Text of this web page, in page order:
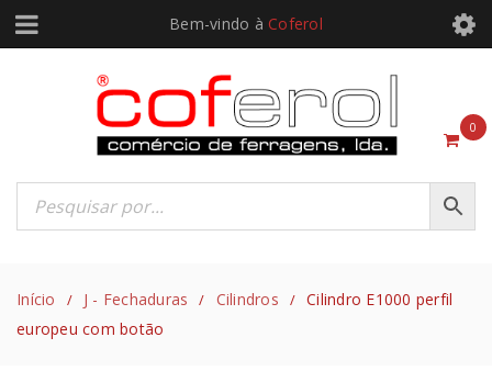
Bem-vindo à Coferol
0
Início / J - Fechaduras / Cilindros / Cilindro E1000 perfil
europeu com botão